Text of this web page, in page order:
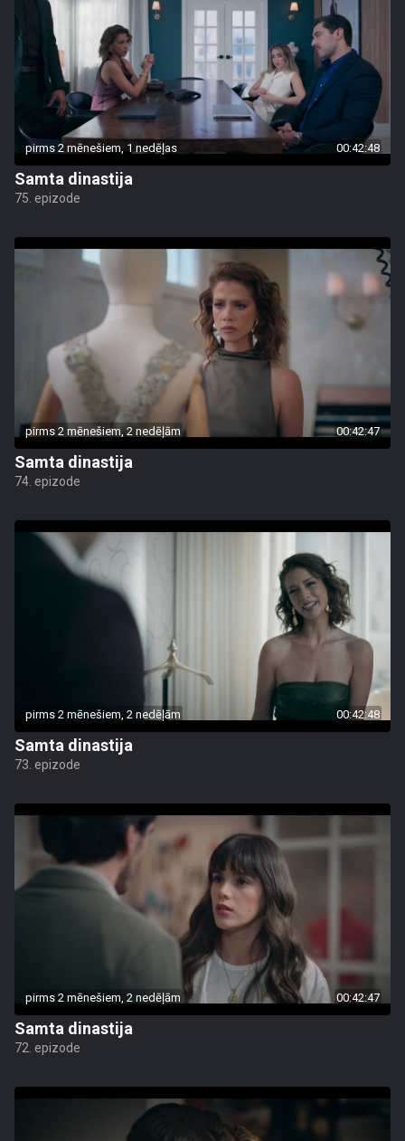
pirms 2 mēnešiem, 1 nedēļas 00:42:48
Samta dinastija
75. epizode
pirms 2 mēnešiem, 2 nedēļām 00:42:47
Samta dinastija
74. epizode
pirms 2 mēnešiem, 2 nedēļām 00:42:48
Samta dinastija
73. epizode
pirms 2 mēnešiem, 2 nedēļām 00:42:47
Samta dinastija
72. epizode